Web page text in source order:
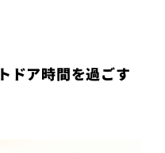
合わせ
ドア時間を過ごす